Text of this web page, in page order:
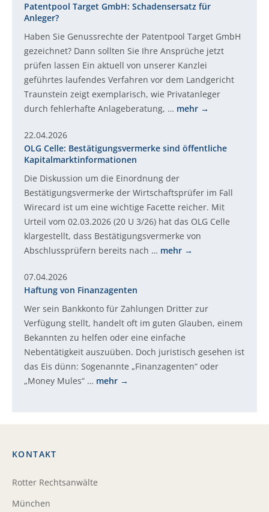
Patentpool Target GmbH: Schadensersatz für
Anleger?
Haben Sie Genussrechte der Patentpool Target GmbH
gezeichnet? Dann sollten Sie Ihre Ansprüche jetzt
prüfen lassen Ein aktuell von unserer Kanzlei
geführtes laufendes Verfahren vor dem Landgericht
Traunstein zeigt exemplarisch, wie Privatanleger
durch fehlerhafte Anlageberatung, … mehr
22.04.2026
OLG Celle: Bestätigungsvermerke sind öffentliche
Kapitalmarktinformationen
Die Diskussion um die Einordnung der
Bestätigungsvermerke der Wirtschaftsprüfer im Fall
Wirecard ist um eine wichtige Facette reicher. Mit
Urteil vom 02.03.2026 (20 U 3/26) hat das OLG Celle
klargestellt, dass Bestätigungsvermerke von
Abschlussprüfern bereits nach … mehr
07.04.2026
Haftung von Finanzagenten
Wer sein Bankkonto für Zahlungen Dritter zur
Verfügung stellt, handelt oft im guten Glauben, einem
Bekannten zu helfen oder eine einfache
Nebentätigkeit auszuüben. Doch juristisch gesehen ist
das Eis dünn: Sogenannte „Finanzagenten“ oder
„Money Mules“ … mehr
KONTAKT
Rotter Rechtsanwälte
München